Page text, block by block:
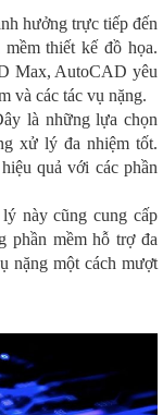
hưởng trực tiếp đến
thiết kế đồ họa.
Max, AutoCAD yêu
và các tác vụ nặng.
là những lựa chọn
xử lý đa nhiệm tốt.
quả với các phần
này cũng cung cấp
phần mềm hỗ trợ đa
nặng một cách mượt